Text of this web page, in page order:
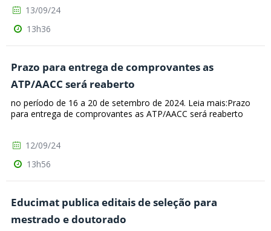
13/09/24
13h36
Prazo para entrega de comprovantes as
ATP/AACC será reaberto
no período de 16 a 20 de setembro de 2024. Leia mais:Prazo
para entrega de comprovantes as ATP/AACC será reaberto
12/09/24
13h56
Educimat publica editais de seleção para
mestrado e doutorado